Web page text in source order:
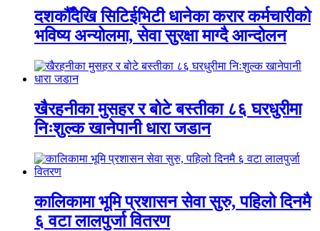
दशकौँदेखि सिटिईभिटी धानेका करार कर्मचारीको
भविष्य अन्योलमा, सेवा सुरक्षा माग्दै आन्दोलन
खैरहनीका मुसहर र बोटे बस्तीका ८६ घरधुरीमा
निःशुल्क खानेपानी धारा जडान
कालिकामा भूमि प्रशासन सेवा सुरु, पहिलो दिनमै
६ वटा लालपुर्जा वितरण